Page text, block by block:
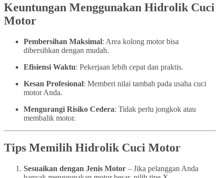
Keuntungan Menggunakan Hidrolik Cuci
Motor
Pembersihan Maksimal: Area kolong motor bisa
dibersihkan dengan mudah.
Efisiensi Waktu: Pekerjaan lebih cepat dan praktis.
Kesan Profesional: Memberi nilai tambah pada usaha cuci
motor Anda.
Mengurangi Risiko Cedera: Tidak perlu jongkok atau
membalik motor.
Tips Memilih Hidrolik Cuci Motor
Sesuaikan dengan Jenis Motor – Jika pelanggan Anda